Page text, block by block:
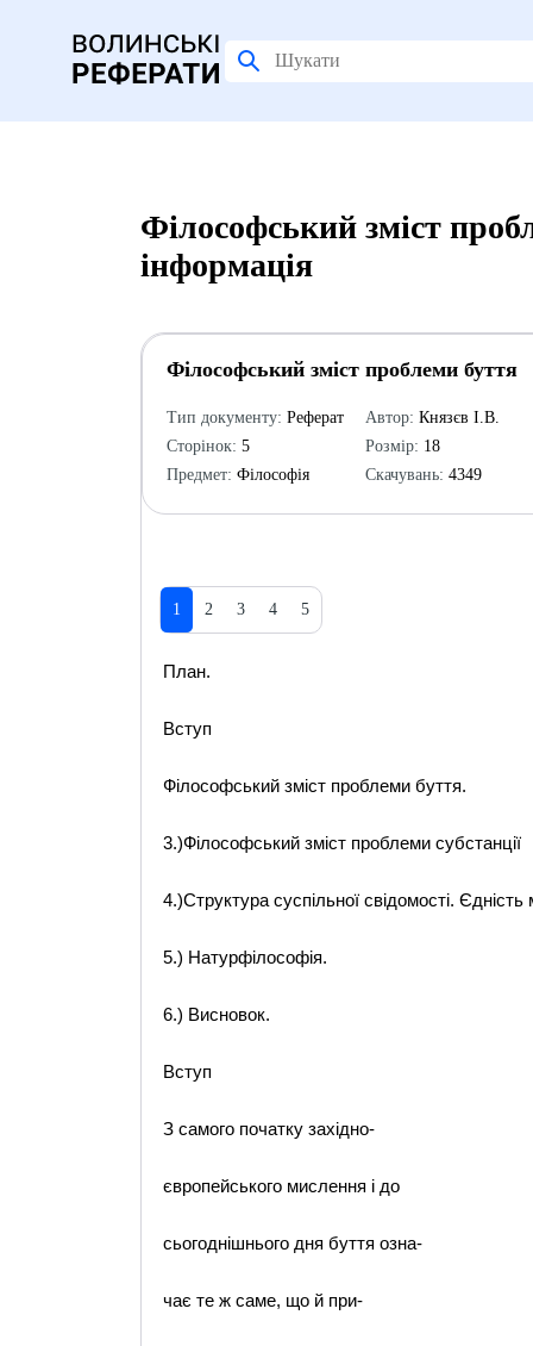
Філософський зміст
інформація
Філософський зміст проблеми буття
Тип документу: Реферат
Сторінок: 5
Предмет: Філософія
Автор: Князєв І.В.
Розмір: 18
Скачувань: 4349
1 2 3 4 5
План.
Вступ
Філософський зміст проблеми буття.
3.)Філософський зміст проблеми субстанції
4.)Структура суспільної свідомості. Єдність
5.) Натурфілософія.
6.) Висновок.
Вступ
З самого початку західно-
європейського мислення і до
сьогоднішнього дня буття озна-
чає те ж саме, що й при-